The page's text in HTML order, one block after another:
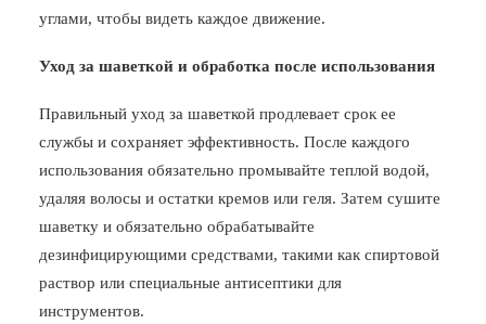
углами, чтобы видеть каждое движение.
Уход за шаветкой и обработка после использования
Правильный уход за шаветкой продлевает срок ее
службы и сохраняет эффективность. После каждого
использования обязательно промывайте теплой водой,
удаляя волосы и остатки кремов или геля. Затем сушите
шаветку и обязательно обрабатывайте
дезинфицирующими средствами, такими как спиртовой
раствор или специальные антисептики для
инструментов.